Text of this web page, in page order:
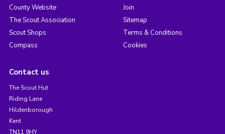
County Website
The Scout Association
Scout Shops
Compass
Join
Sitemap
Terms & Conditions
Cookies
Contact us
The Scout Hut
Riding Lane
Hildenborough
Kent
TN11 9HY